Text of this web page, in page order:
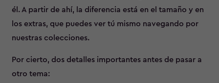
él. A partir de ahí, la diferencia está en el tamaño y en
los extras, que puedes ver tú mismo navegando por
nuestras colecciones.
Por cierto, dos detalles importantes antes de pasar a
otro tema: